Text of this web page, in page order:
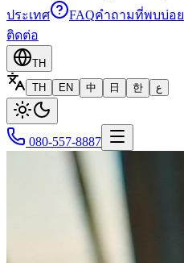
ประเทศ
FAQคำถามที่พบบ่อย
ติดต่อ
TH
TH
EN 中 日 한 ع
080-557-8887